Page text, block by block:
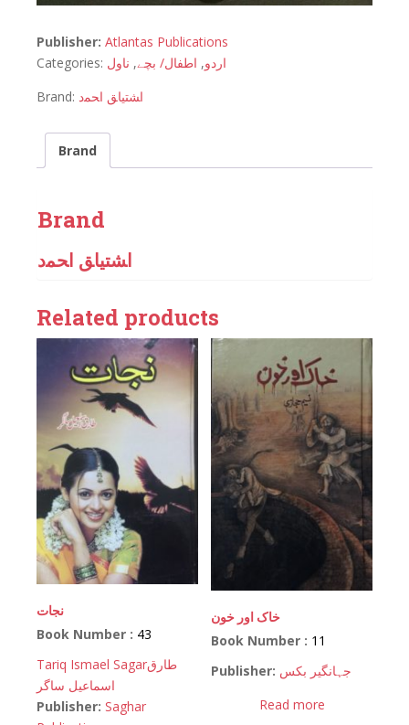
Publisher: Atlantas Publications
Categories:
اردو, اطفال/ بچے, ناول
Brand: اﺸﺘﻴﺎﻖ اﺤﻤﺩ
Brand
Brand
اﺸﺘﻴﺎﻖ اﺤﻤﺩ
Related products
نجات
Book Number : 43
Tariq Ismael Sagarطارق
اسماعیل ساگر
Publisher: Saghar
خاک اور خون
Book Number : 11
Publisher: جہانگیر بکس
Read more